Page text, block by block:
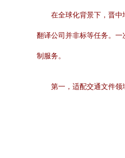
在全球化背景下，晋
翻译公司并非标等任务。
制服务。
第一，适配交通文件领